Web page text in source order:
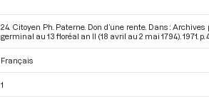
24. Citoyen Ph. Paterne. Don d’une rente. Dans :
germinal au 13 floréal an II (18 avril au 2 mai 1794) . 1971. p.
Français
1